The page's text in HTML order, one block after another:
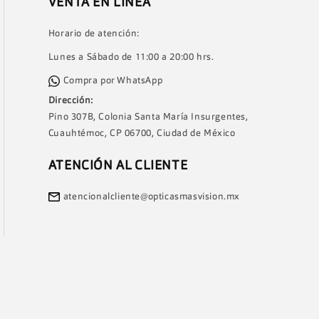
VENTA EN LÍNEA
Horario de atención:
Lunes a Sábado de 11:00 a 20:00 hrs.
Compra por WhatsApp
Dirección:
Pino 307B, Colonia Santa María Insurgentes,
Cuauhtémoc, CP 06700, Ciudad de México
ATENCIÓN AL CLIENTE
atencionalcliente@opticasmasvision.mx